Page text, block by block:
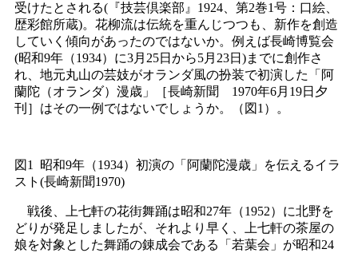
受けたとされる(『技芸倶楽部』1924、第2巻1号：口絵、
歴彩館所蔵)。花柳流は伝統を重んじつつも、新作を創造
していく傾向があったのではないか。例えば長崎博覧会
(昭和9年（1934）に3月25日から5月23日)までに創作さ
れ、地元丸山の芸妓がオランダ風の扮装で初演した「阿
蘭陀（オランダ）漫歳」［長崎新聞 1970年6月19日夕
刊］はその一例ではないでしょうか。（図1）。
図1 昭和9年（1934）初演の「阿蘭陀漫歳」を伝えるイラ
スト(長崎新聞1970)
戦後、上七軒の花街舞踊は昭和27年（1952）に北野を
どりが発足しましたが、それより早く、上七軒の茶屋の
娘を対象とした舞踊の錬成会である「若葉会」が昭和24